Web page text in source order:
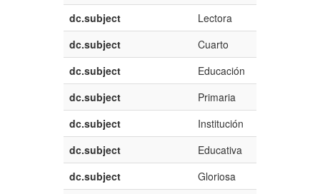
dc.subject
Lectora
dc.subject
Cuarto
dc.subject
Educación
dc.subject
Primaria
dc.subject
Institución
dc.subject
Educativa
dc.subject
Gloriosa